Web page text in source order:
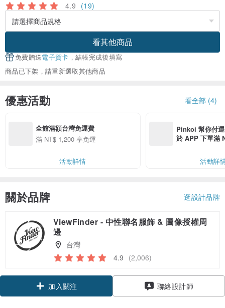
4.9 (19)
看其他商品
免費贈送電子賀卡 ，結帳完成後填寫
商品已下架，請重新選取其他商品
優惠活動 看全部 (4)
全館滿額台灣免運費
滿 NT$ 1,200 享免運
活動詳情
Pinkoi 幫你付
於 APP 下單滿
活動詳
關於品牌 逛設計品牌
ViewFinder - 中性聯名服飾 & 圖像授權周
邊
台灣
4.9 (2,006)
加入關注 聯絡設計師